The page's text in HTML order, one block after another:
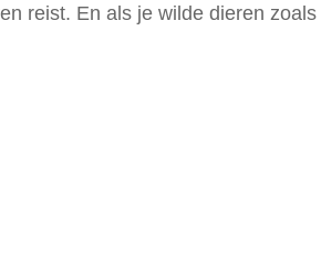
reist. En als je wilde dieren